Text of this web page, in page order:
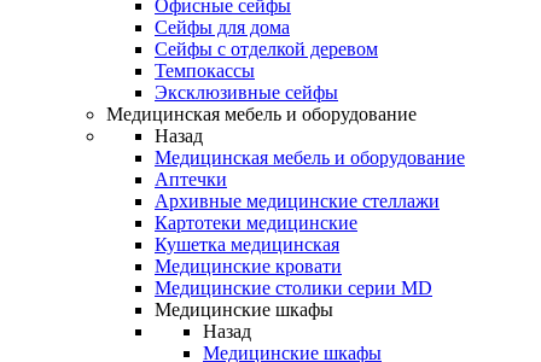
Офисные сейфы
Сейфы для дома
Сейфы с отделкой деревом
Темпокассы
Эксклюзивные сейфы
Медицинская мебель и оборудование
Назад
Медицинская мебель и оборудование
Аптечки
Архивные медицинские стеллажи
Картотеки медицинские
Кушетка медицинская
Медицинские кровати
Медицинские столики серии MD
Медицинские шкафы
Назад
Медицинские шкафы